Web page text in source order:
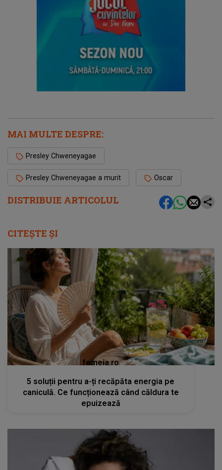
DISTRIBUIE ARTICOLUL
MAI MULTE DESPRE:
Presley Chweneyagae
Presley Chweneyagae a murit Oscar
CITEȘTE ȘI
femeia.ro
5 soluții pentru a-ți recăpăta energia pe
caniculă. Ce funcționează când căldura te
epuizează